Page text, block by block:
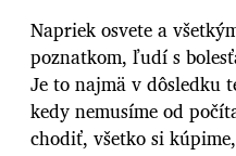
Napriek osvete a
poznatkom, ľudí s
Je to najmä v dôsledku
kedy nemusíme od
chodiť, všetko si